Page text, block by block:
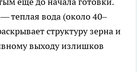
теплая вода (около 40–
структуру зерна и
выходу излишков